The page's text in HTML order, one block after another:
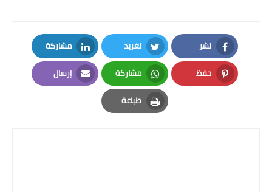
نشر
Facebook
تغريد
Twitter
مشاركة
LinkedIn
حفظ
Pinterest
مشاركة
Whatsapp
إرسال
Email
طباعة
Print